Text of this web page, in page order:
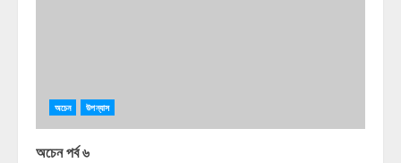
অচেন উপন্যাস
অচেন পর্ব ৬